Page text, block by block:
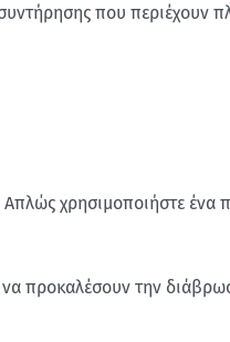
που περιέχουν
χρησιμοποιήστε ένα
προκαλέσουν την